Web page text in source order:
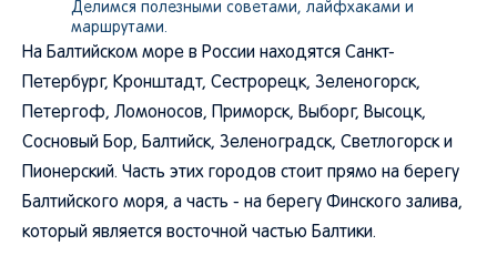
Делимся полезными советами, лайфхаками и
маршрутами.
На Балтийском море в России находятся Санкт-
Петербург, Кронштадт, Сестрорецк, Зеленогорск,
Петергоф, Ломоносов, Приморск, Выборг, Высоцк,
Сосновый Бор, Балтийск, Зеленоградск, Светлогорск и
Пионерский. Часть этих городов стоит прямо на берегу
Балтийского моря, а часть - на берегу Финского залива,
который является восточной частью Балтики.